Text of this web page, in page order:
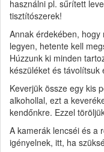
használni pl. sűrített
tisztítószerek!
Annak érdekében,
legyen, hetente kell
Húzzunk ki minden
készüléket és távolítsuk
Keverjük össze egy kis
alkohollal, ezt a
kendőnkre. Ezzel
A kamerák lencséi és a
igényelnek, itt, ha